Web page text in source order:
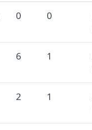
0 0
6 1
2 1